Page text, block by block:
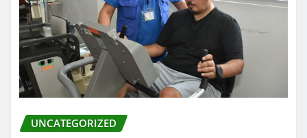
UNCATEGORIZED